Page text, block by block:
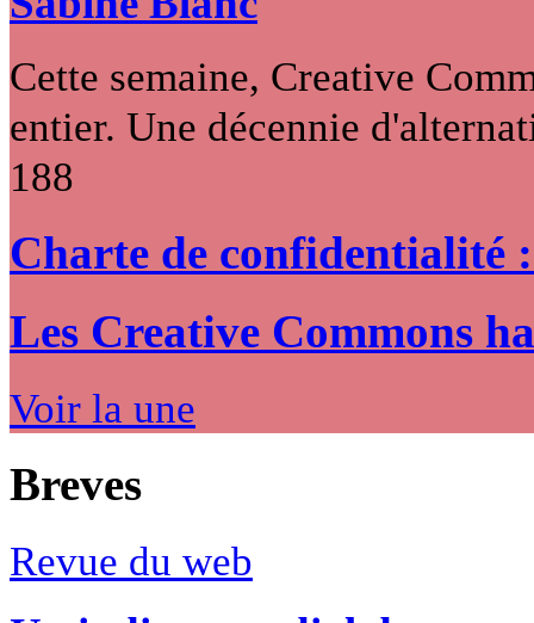
Cette semaine, Creative
entier. Une décennie
188
Charte de confidentialité
Les Creative Commons
Voir la une
Breves
Revue du web